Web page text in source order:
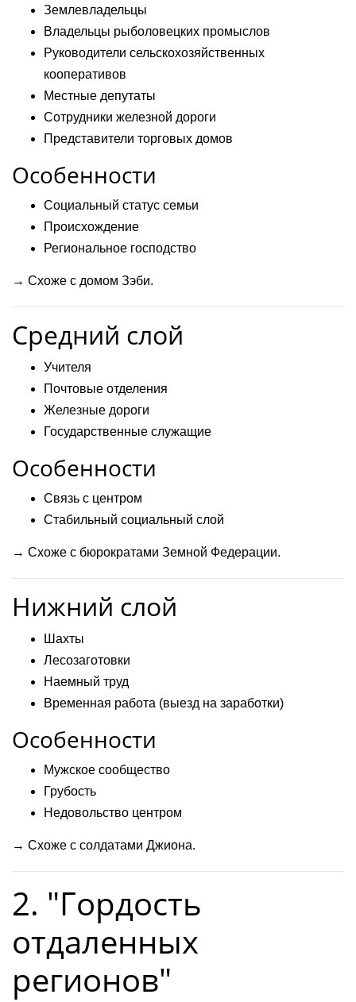
Землевладельцы
Владельцы рыболовецких промыслов
Руководители сельскохозяйственных
кооперативов
Местные депутаты
Сотрудники железной дороги
Представители торговых домов
Особенности
Социальный статус семьи
Происхождение
Региональное господство
→ Схоже с домом Зэби.
Средний слой
Учителя
Почтовые отделения
Железные дороги
Государственные служащие
Особенности
Связь с центром
Стабильный социальный слой
→ Схоже с бюрократами Земной Федерации.
Нижний слой
Шахты
Лесозаготовки
Наемный труд
Временная работа (выезд на заработки)
Особенности
Мужское сообщество
Грубость
Недовольство центром
→ Схоже с солдатами Джиона.
2. "Гордость
отдаленных
регионов"